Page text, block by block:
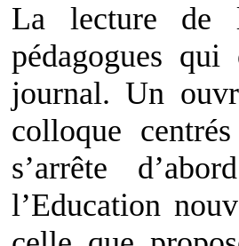
La lecture de
pédagogues
journal. Un
colloque
s’arrête
l’Education